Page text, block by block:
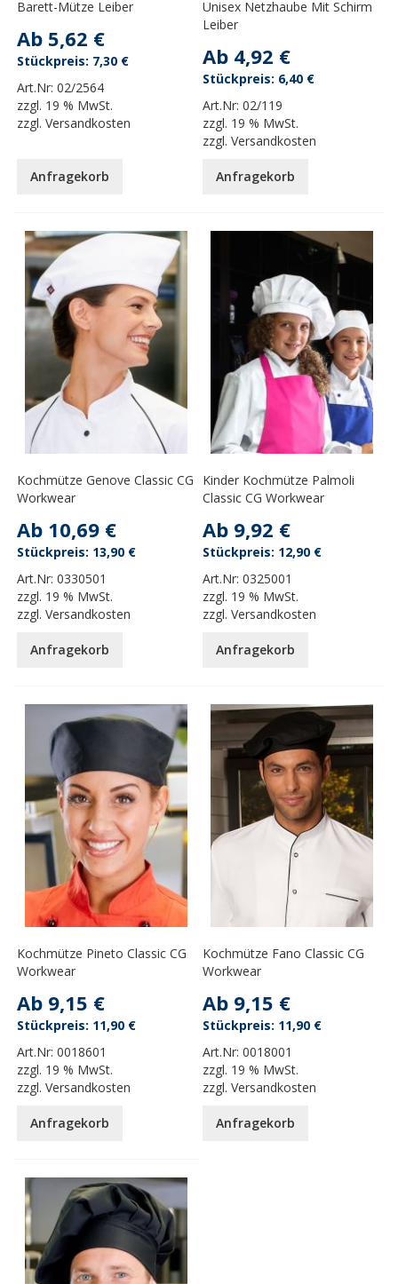
Barett-Mütze Leiber
Ab 5,62 €
Art.Nr:02/2564
zzgl. 19 % MwSt.
zzgl.Versandkosten
7,30 €
Anfragekorb
Unisex Netzhaube Mit Schirm
Leiber
Ab 4,92 €
Art.Nr:02/119
zzgl. 19 % MwSt.
zzgl.Versandkosten
6,40 €
Anfragekorb
Kochmütze Genove Classic CG
Workwear
Ab 10,69 €
Art.Nr:0330501
zzgl. 19 % MwSt.
zzgl.Versandkosten
13,90 €
Anfragekorb
Kinder Kochmütze Palmoli
Classic CG Workwear
Ab 9,92 €
Art.Nr:0325001
zzgl. 19 % MwSt.
zzgl.Versandkosten
12,90 €
Anfragekorb
Kochmütze Pineto Classic CG
Workwear
Ab 9,15 €
Art.Nr:0018601
zzgl. 19 % MwSt.
zzgl.Versandkosten
11,90 €
Anfragekorb
Kochmütze Fano Classic CG
Workwear
Ab 9,15 €
Art.Nr:0018001
zzgl. 19 % MwSt.
zzgl.Versandkosten
11,90 €
Anfragekorb